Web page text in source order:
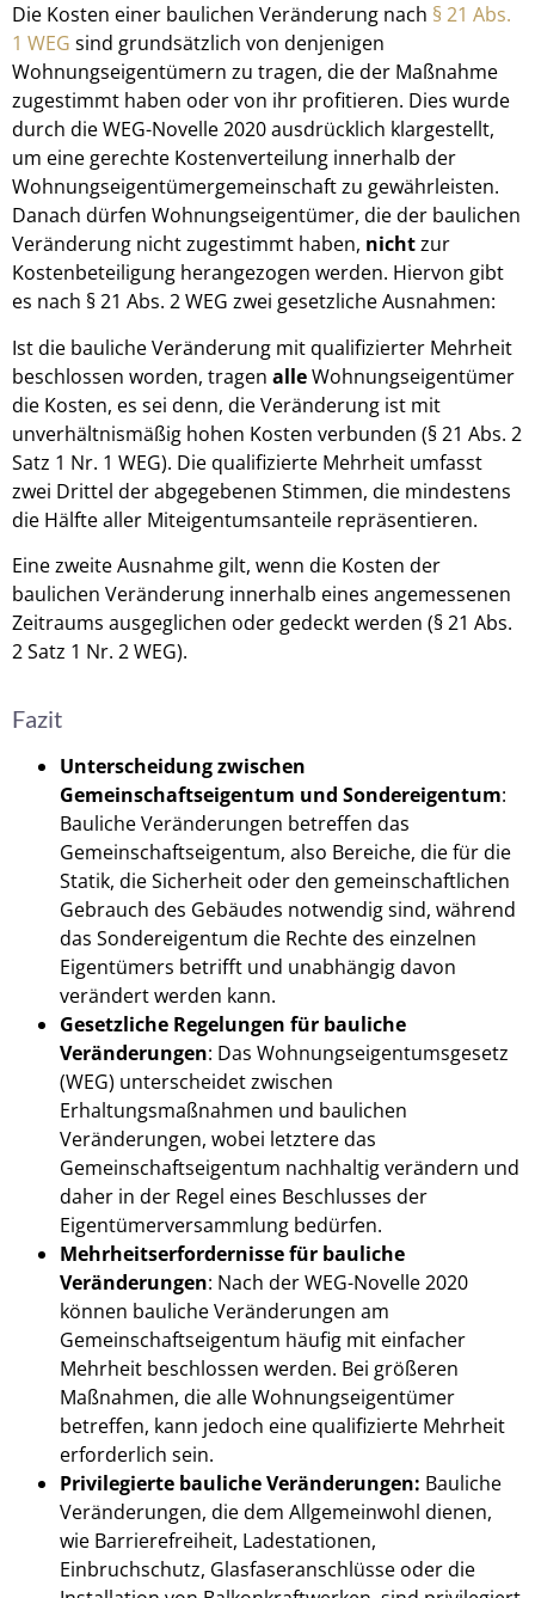
Die Kosten einer baulichen Veränderung nach § 21 Abs.
1 WEG sind grundsätzlich von denjenigen
Wohnungseigentümern zu tragen, die der Maßnahme
zugestimmt haben oder von ihr profitieren. Dies wurde
durch die WEG-Novelle 2020 ausdrücklich klargestellt,
um eine gerechte Kostenverteilung innerhalb der
Wohnungseigentümergemeinschaft zu gewährleisten.
Danach dürfen Wohnungseigentümer, die der baulichen
Veränderung nicht zugestimmt haben, nichtzur
Kostenbeteiligung herangezogen werden. Hiervon gibt
es nach § 21 Abs. 2 WEG zwei gesetzliche Ausnahmen:
Ist die bauliche Veränderung mit qualifizierter Mehrheit
beschlossen worden, tragen alleWohnungseigentümer
die Kosten, es sei denn, die Veränderung ist mit
unverhältnismäßig hohen Kosten verbunden (§ 21 Abs. 2
Satz 1 Nr. 1 WEG). Die qualifizierte Mehrheit umfasst
zwei Drittel der abgegebenen Stimmen, die mindestens
die Hälfte aller Miteigentumsanteile repräsentieren.
Eine zweite Ausnahme gilt, wenn die Kosten der
baulichen Veränderung innerhalb eines angemessenen
Zeitraums ausgeglichen oder gedeckt werden (§ 21 Abs.
2 Satz 1 Nr. 2 WEG).
Fazit
Unterscheidung zwischen
Gemeinschaftseigentum und Sondereigentum:
Bauliche Veränderungen betreffen das
Gemeinschaftseigentum, also Bereiche, die für die
Statik, die Sicherheit oder den gemeinschaftlichen
Gebrauch des Gebäudes notwendig sind, während
das Sondereigentum die Rechte des einzelnen
Eigentümers betrifft und unabhängig davon
verändert werden kann.
Gesetzliche Regelungen für bauliche
Veränderungen: Das Wohnungseigentumsgesetz
(WEG) unterscheidet zwischen
Erhaltungsmaßnahmen und baulichen
Veränderungen, wobei letztere das
Gemeinschaftseigentum nachhaltig verändern und
daher in der Regel eines Beschlusses der
Eigentümerversammlung bedürfen.
Mehrheitserfordernisse für bauliche
Veränderungen: Nach der WEG-Novelle 2020
können bauliche Veränderungen am
Gemeinschaftseigentum häufig mit einfacher
Mehrheit beschlossen werden. Bei größeren
Maßnahmen, die alle Wohnungseigentümer
betreffen, kann jedoch eine qualifizierte Mehrheit
erforderlich sein.
Privilegierte bauliche Veränderungen: Bauliche
Veränderungen, die dem Allgemeinwohl dienen,
wie Barrierefreiheit, Ladestationen,
Einbruchschutz, Glasfaseranschlüsse oder die